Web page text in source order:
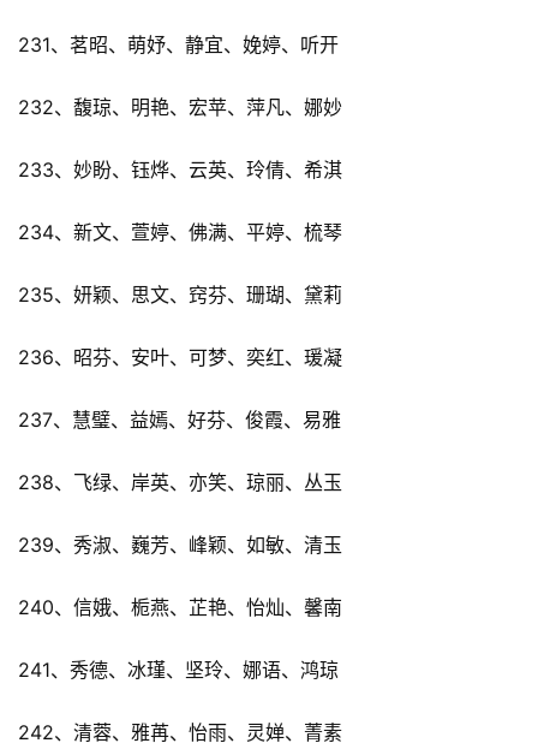
231、茗昭、萌妤、静宜、娩婷、听开
232、馥琼、明艳、宏苹、萍凡、娜妙
233、妙盼、钰烨、云英、玲倩、希淇
234、新文、萱婷、佛满、平婷、梳琴
235、妍颖、思文、窍芬、珊瑚、黛莉
236、昭芬、安叶、可梦、奕红、瑗凝
237、慧璧、益嫣、好芬、俊霞、易雅
238、飞绿、岸英、亦笑、琼丽、丛玉
239、秀淑、巍芳、峰颖、如敏、清玉
240、信娥、栀燕、芷艳、怡灿、馨南
241、秀德、冰瑾、坚玲、娜语、鸿琼
242、清蓉、雅苒、怡雨、灵婵、菁素